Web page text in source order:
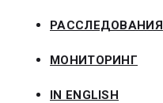
РАССЛЕДОВАНИЯ
МОНИТОРИНГ
IN ENGLISH